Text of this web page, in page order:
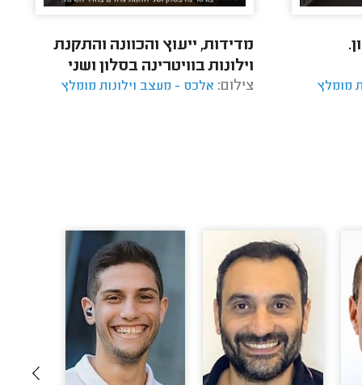
מומלץ
מדידות, ייעוץ והכוונה והתקנת
וילונות בוויטרינה בסלון ושני
חלונות גדולים בחדר השינה.
צילום: אלכס - מעצב וילונות מומלץ